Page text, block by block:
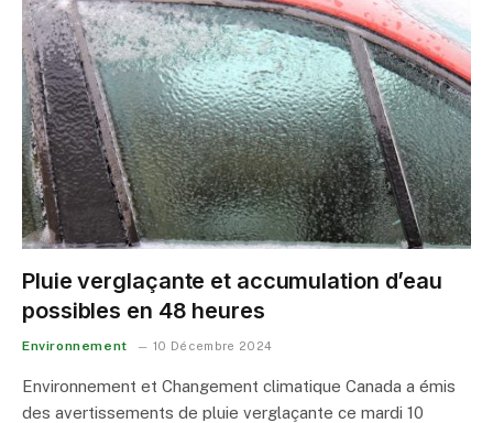
Pluie verglaçante et accumulation d’eau
possibles en 48 heures
Environnement 10 Décembre 2024
Environnement et Changement climatique Canada a émis
des avertissements de pluie verglaçante ce mardi 10